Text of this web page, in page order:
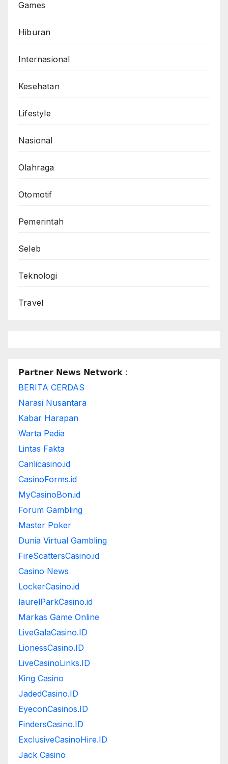
Games
Hiburan
Internasional
Kesehatan
Lifestyle
Nasional
Olahraga
Otomotif
Pemerintah
Seleb
Teknologi
Travel
𝗣𝗮𝗿𝘁𝗻𝗲𝗿 𝗡𝗲𝘄𝘀 𝗡𝗲𝘁𝘄𝗼𝗿𝗸 :
BERITA CERDAS
Narasi Nusantara
Kabar Harapan
Warta Pedia
Lintas Fakta
Canlicasino.id
CasinoForms.id
MyCasinoBon.id
Forum Gambling
Master Poker
Dunia Virtual Gambling
FireScattersCasino.id
Casino News
LockerCasino.id
laurelParkCasino.id
Markas Game Online
LiveGalaCasino.ID
LionessCasino.ID
LiveCasinoLinks.ID
King Casino
JadedCasino.ID
EyeconCasinos.ID
FindersCasino.ID
ExclusiveCasinoHire.ID
Jack Casino